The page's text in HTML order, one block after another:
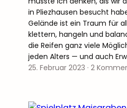
in Pliezhausen besucht
Gelände ist ein Traum für
klettern, hangeln und
die Reifen ganz viele
jeden Alters — und auch
25. Februar 2023 · 2